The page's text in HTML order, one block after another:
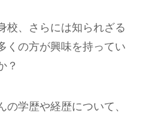
校、さらには知られざる
くの方が興味を持ってい
？
学歴や経歴について、